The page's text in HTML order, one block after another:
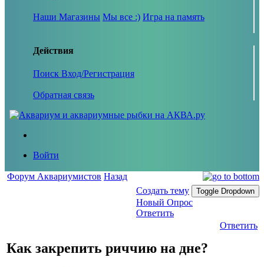
Наши Магазины Мы все :) Игра на память
Действия
Поиск Вход/Регистрация
Обратная связь
Войти
Форум Аквариумистов Назад
Создать тему
Toggle Dropdown
Новый Опрос
Ответить
Ответить
Как закрепить риччию на дне?